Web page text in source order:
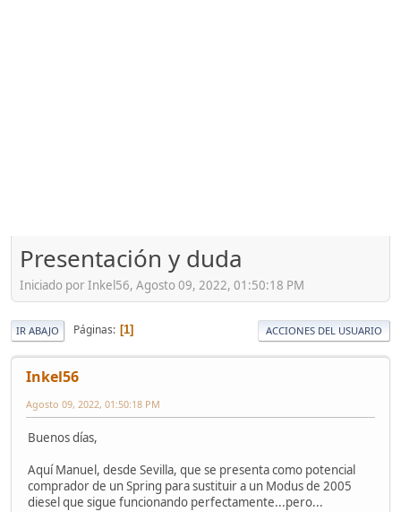
Presentación y duda
Iniciado por Inkel56, Agosto 09, 2022, 01:50:18 PM
IR ABAJO Páginas 1 ACCIONES DEL USUARIO
Inkel56
Agosto 09, 2022, 01:50:18 PM
Buenos días,
Aquí Manuel, desde Sevilla, que se presenta como potencial
comprador de un Spring para sustituir a un Modus de 2005
diesel que sigue funcionando perfectamente...pero...